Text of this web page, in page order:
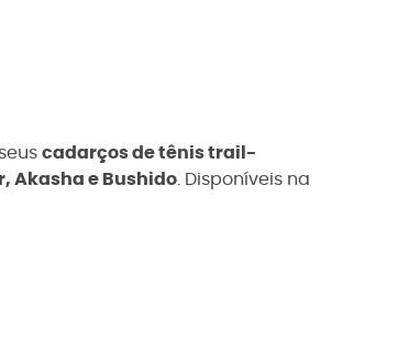
cadarços de tênis trail-
Akasha e Bushido . Disponíveis na